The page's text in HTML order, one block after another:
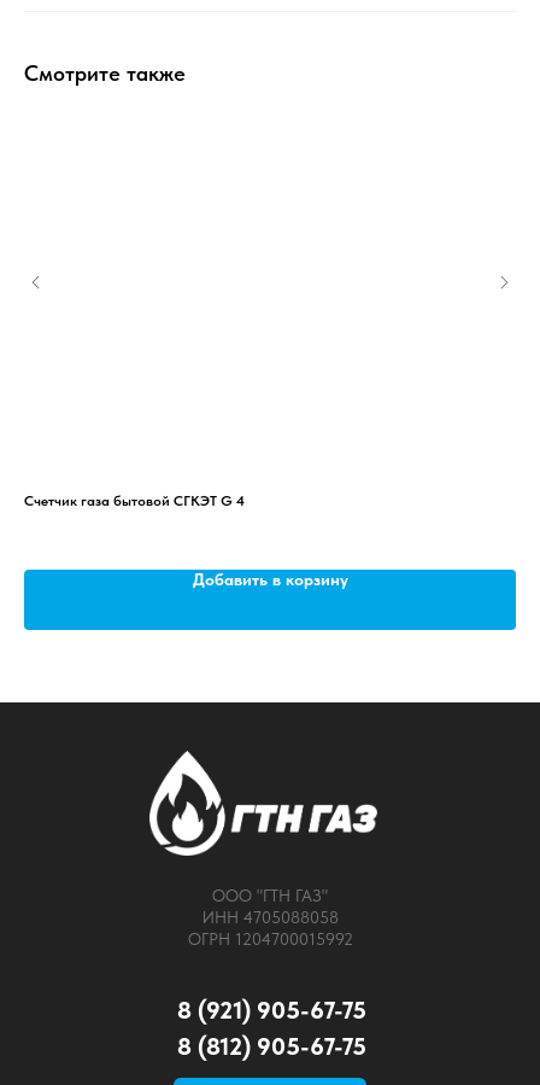
Смотрите также
Счетчик газа бытовой СГКЭТ G 4
Добавить в корзину
8 (812) 905-67-75
ООО "ГТН ГАЗ"
ИНН 4705088058
ОГРН 1204700015992
8 (921) 905-67-75